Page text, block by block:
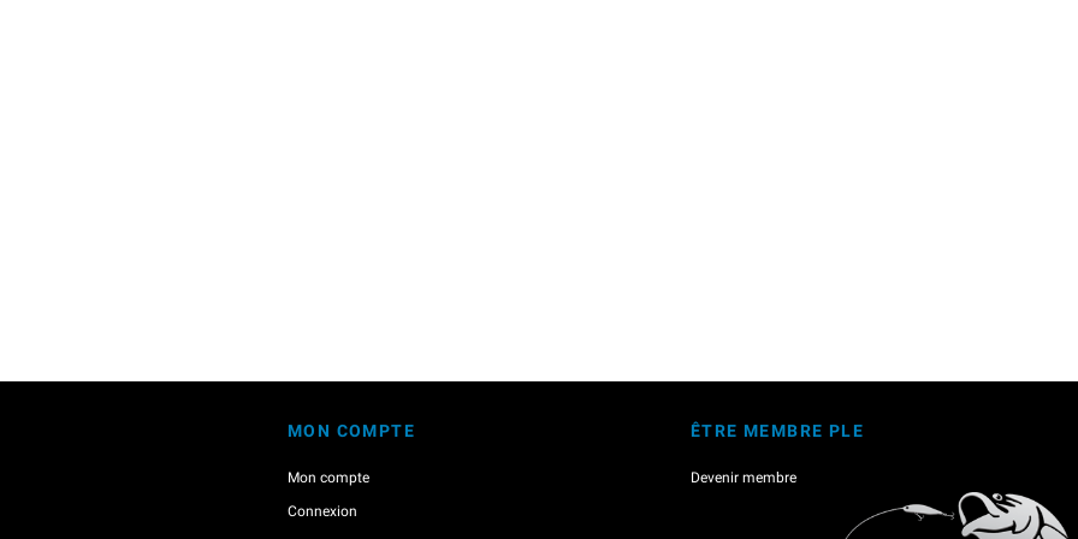
MON COMPTE
Mon compte
Connexion
ÊTRE MEMBRE PLE
Devenir membre